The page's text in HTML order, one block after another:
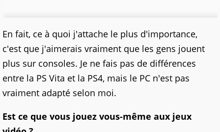
En fait, ce à quoi j'attache le plus d'importance,
c'est que j'aimerais vraiment que les gens jouent
plus sur consoles. Je ne fais pas de différences
entre la PS Vita et la PS4, mais le PC n'est pas
vraiment adapté selon moi.
Est ce que vous jouez vous-même aux jeux